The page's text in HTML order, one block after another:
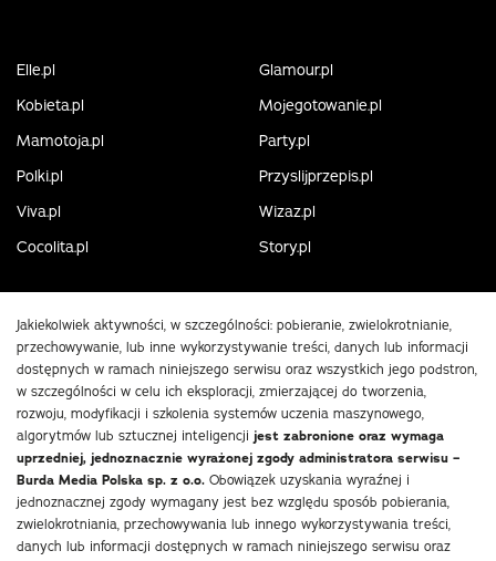
Elle.pl
Glamour.pl
Kobieta.pl
Mojegotowanie.pl
Mamotoja.pl
Party.pl
Polki.pl
Przyslijprzepis.pl
Viva.pl
Wizaz.pl
Cocolita.pl
Story.pl
Jakiekolwiek aktywności, w szczególności: pobieranie, zwielokrotnianie,
przechowywanie, lub inne wykorzystywanie treści, danych lub informacji
dostępnych w ramach niniejszego serwisu oraz wszystkich jego podstron,
w szczególności w celu ich eksploracji, zmierzającej do tworzenia,
rozwoju, modyfikacji i szkolenia systemów uczenia maszynowego,
algorytmów lub sztucznej inteligencji jest zabronione oraz wymaga
uprzedniej, jednoznacznie wyrażonej zgody administratora serwisu –
Burda Media Polska sp. z o.o. Obowiązek uzyskania wyraźnej i
jednoznacznej zgody wymagany jest bez względu sposób pobierania,
zwielokrotniania, przechowywania lub innego wykorzystywania treści,
danych lub informacji dostępnych w ramach niniejszego serwisu oraz